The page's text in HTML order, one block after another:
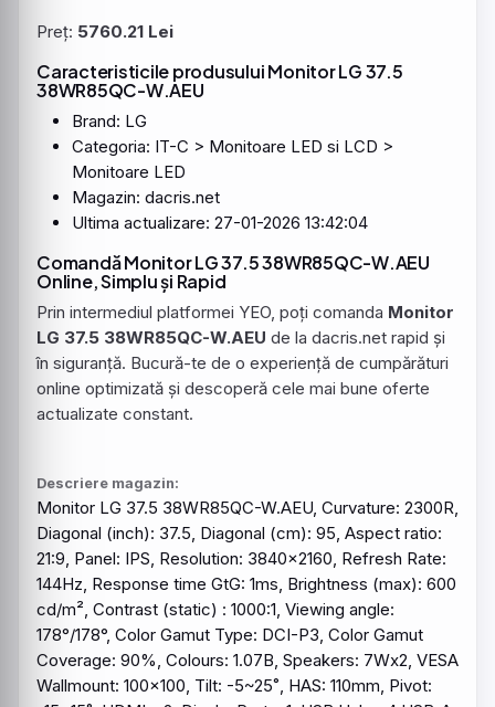
Preț: 5760.21 Lei
Caracteristicile produsuluiMonitorLG 37.5
38WR85QC-W.AEU
Brand: LG
Categoria: IT-C > Monitoare LED si LCD >
Monitoare LED
Magazin: dacris.net
Ultima actualizare: 27-01-2026 13:42:04
Comandă Monitor LG 37.5 38WR85QC-W.AEU
Online, Simplu și Rapid
Prin intermediul platformei YEO, poți comanda Monitor
LG 37.5 38WR85QC-W.AEU de la dacris.net rapid și
în siguranță. Bucură-te de o experiență de cumpărături
online optimizată și descoperă cele mai bune oferte
actualizate constant.
Descriere magazin:
Monitor LG 37.5 38WR85QC-W.AEU, Curvature: 2300R,
Diagonal (inch): 37.5, Diagonal (cm): 95, Aspect ratio:
21:9, Panel: IPS, Resolution: 3840x2160, Refresh Rate:
144Hz, Response time GtG: 1ms, Brightness (max): 600
cd/m², Contrast (static) : 1000:1, Viewing angle:
178°/178°, Color Gamut Type: DCI-P3, Color Gamut
Coverage: 90%, Colours: 1.07B, Speakers: 7Wx2, VESA
Wallmount: 100x100, Tilt: -5~25˚, HAS: 110mm, Pivot: